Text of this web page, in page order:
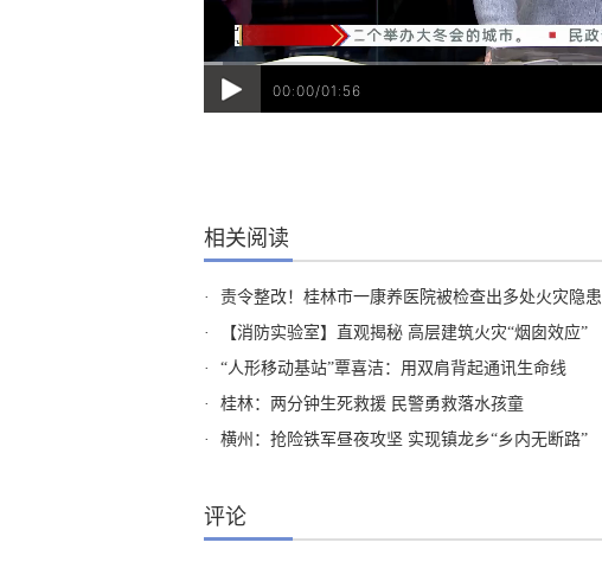
00:00/01:56
相关阅读
· 责令整改！桂林市一康养医院被检查出多处火灾隐患
·
【消防实验室】直观揭秘 高层建筑火灾“烟囱效应”
·
“人形移动基站”覃喜洁：用双肩背起通讯生命线
·
桂林：两分钟生死救援 民警勇救落水孩童
·
横州：抢险铁军昼夜攻坚 实现镇龙乡“乡内无断路”
评论